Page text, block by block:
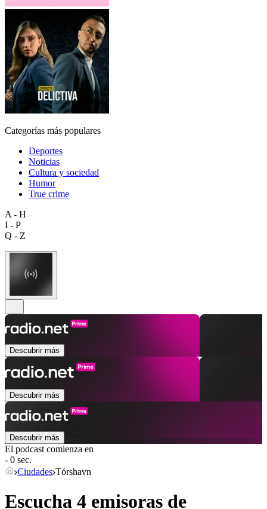
Categorías más populares
Deportes
Noticias
Cultura y sociedad
Humor
True crime
A - H
I - P
Q - Z
Descubrir más
Descubrir más
Descubrir más
El podcast comienza en
- 0 sec.
Ciudades Tórshavn
Escucha 4 emisoras de